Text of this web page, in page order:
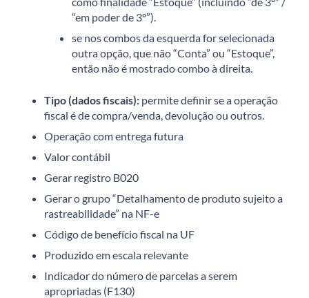
“em poder de 3º”).
se nos combos da esquerda for selecionada
outra opção, que não “Conta” ou “Estoque”,
então não é mostrado combo à direita.
Tipo (dados fiscais): permite definir se a operação
fiscal é de compra/venda, devolução ou outros.
Operação com entrega futura
Valor contábil
Gerar registro B020
Gerar o grupo “Detalhamento de produto sujeito a
rastreabilidade” na NF-e
Código de benefício fiscal na UF
Produzido em escala relevante
Indicador do número de parcelas a serem
apropriadas (F130)